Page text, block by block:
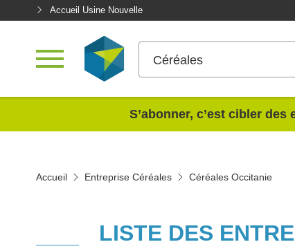
Accueil Usine Nouvelle
Céréales
S’abonner, c’est cibler
Accueil Entreprise Céréales Céréales Occitanie
LISTE DES